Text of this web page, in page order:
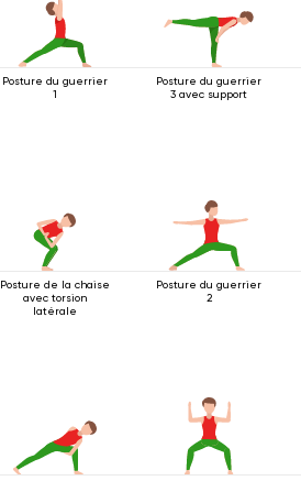
Posture du guerrier
1
Posture du guerrier
3 avec support
Posture de la chaise
avec torsion
latérale
Posture du guerrier
2